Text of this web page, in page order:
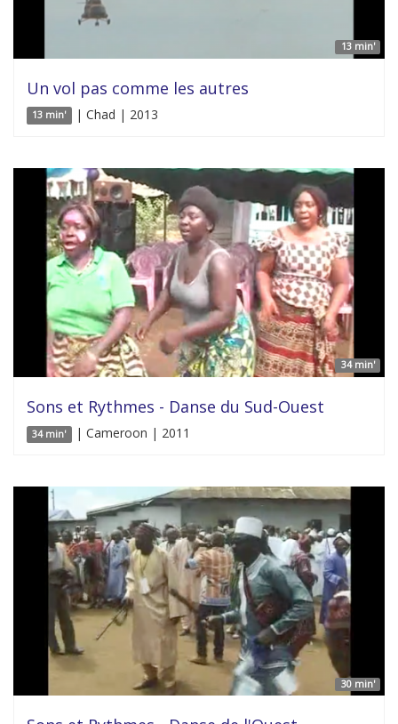
13 min'
Un vol pas comme les autres
13 min' | Chad | 2013
34 min'
Sons et Rythmes - Danse du Sud-Ouest
34 min' | Cameroon | 2011
30 min'